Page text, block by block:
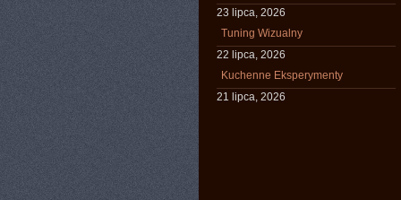
23 lipca, 2026
Tuning Wizualny
22 lipca, 2026
Kuchenne Eksperymenty
21 lipca, 2026